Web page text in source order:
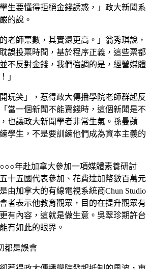
生要懂得拒絕金錢誘惑，」政大新聞系
的說。
老師票數，其實還更高。」翁秀琪說，
誤投票時間，基於程序正義，這些票都
不反對金錢，我們強調的是，經營媒體
」
玩笑」，惹得政大傳播學院老師群起反
當一個新聞不能賣錢時，這個新聞是不
也讓政大新聞學者非常生氣。孫曼蘋
學生，不是要訓練他們成為資本主義的
年赴加拿大參加一項媒體素養研討
十五國代表參加、花費達加幣數百萬元
由加拿大的有線電視系統商Chun Studio
者表示他教育觀眾，目的在提升觀眾有
有內容，這就是做生意。吳翠珍期許台
有如此的眼界。
都是誤會